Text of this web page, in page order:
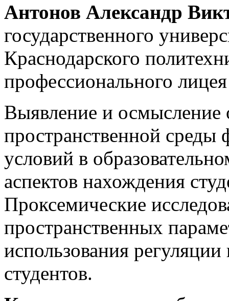
Антонов Александр
государственного
Краснодарского
профессионального
Выявление и осмысление
пространственной
условий в
аспектов нахождения
Проксемические
пространственных
использования
студентов.